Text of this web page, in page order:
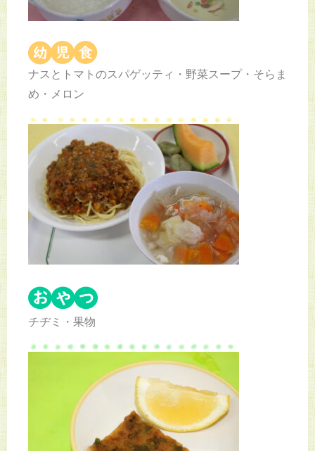
ナスとトマトのスパゲッティ・野菜スープ・そらま
め・メロン
チヂミ・果物